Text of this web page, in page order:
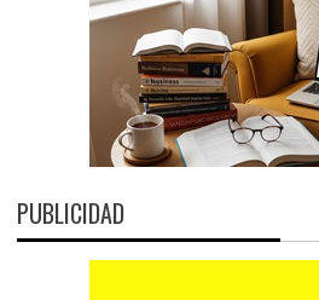
PUBLICIDAD